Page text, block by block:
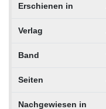
Erschienen in
Verlag
Band
Seiten
Nachgewiesen in